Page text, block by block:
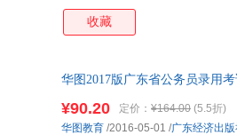
收藏
华图2017版广东省公务员录用
¥90.20 定价： ¥164.00 (5.5折)
华图教育 /2016-05-01 /广东经济出